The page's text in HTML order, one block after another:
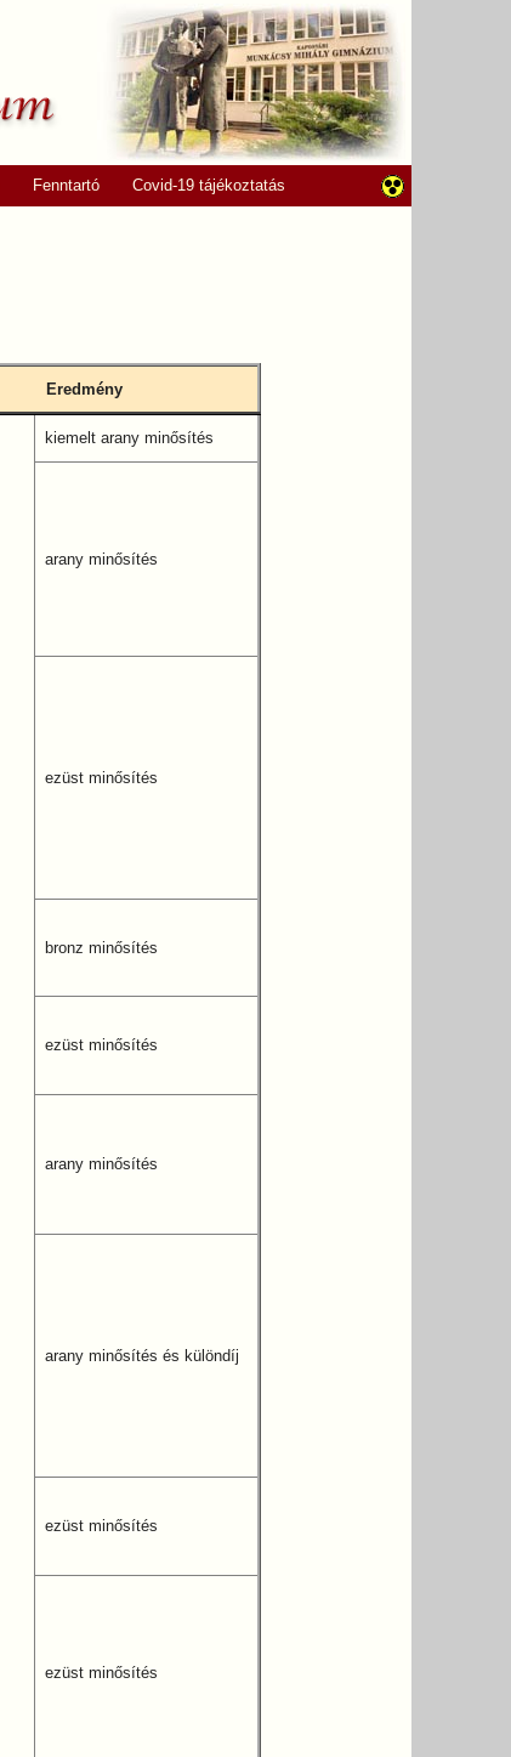
Fenntartó Covid-19 tájékoztatás
Eredmény
kiemelt arany minősítés
arany minősítés
ezüst minősítés
bronz minősítés
ezüst minősítés
arany minősítés
arany minősítés és különdíj
ezüst minősítés
ezüst minősítés